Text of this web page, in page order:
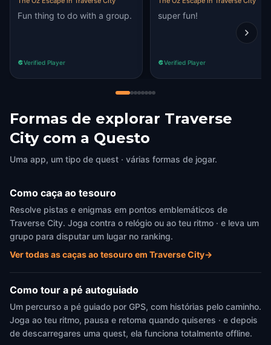
Fun thing to do with a group.
Verified Player
super fun!
Verified Player
Formas de explorar Traverse
City com a Questo
Uma app, um tipo de quest · várias formas de jogar.
Como caça ao tesouro
Resolve pistas e enigmas em pontos emblemáticos de
Traverse City. Joga contra o relógio ou ao teu ritmo · e leva um
grupo para disputar um lugar no ranking.
Ver todas as caças ao tesouro em Traverse City→
Como tour a pé autoguiado
Um percurso a pé guiado por GPS, com histórias pelo caminho.
Joga ao teu ritmo, pausa e retoma quando quiseres · e depois
de descarregares uma quest, ela funciona totalmente offline.